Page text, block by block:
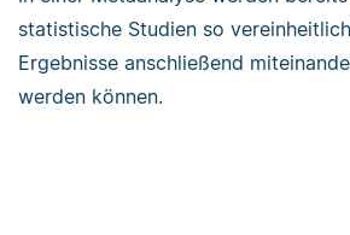
statistische Studien so
Ergebnisse anschließend
werden können.